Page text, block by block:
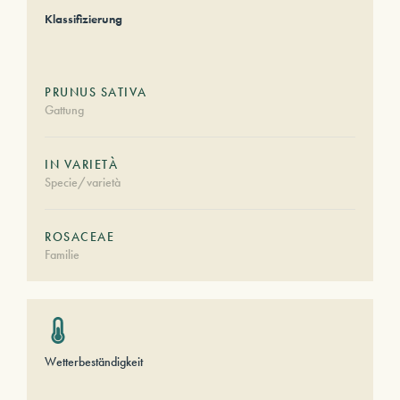
Klassifizierung
PRUNUS SATIVA
Gattung
IN VARIETÀ
Specie/varietà
ROSACEAE
Familie
Wetterbeständigkeit